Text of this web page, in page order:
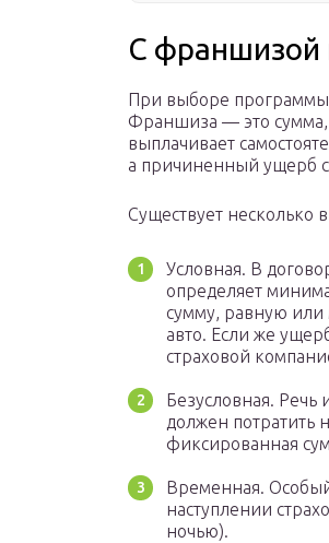
С франшизой
При выборе программы
Франшиза — это сумма,
выплачивает
а причиненный ущерб
Существует несколько
Условная. В
определяет
сумму, равную
авто. Если же
страховой
Безусловная.
должен потратить
фиксированная
Временная.
наступлении
ночью).